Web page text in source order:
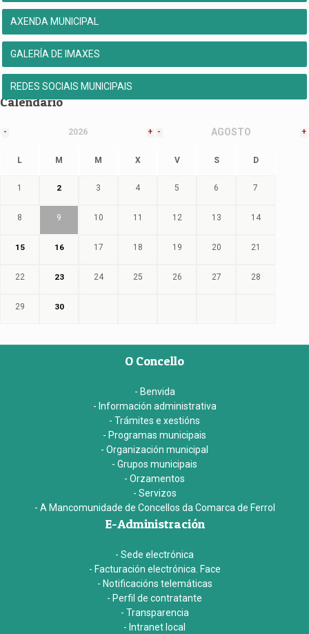
AXENDA MUNICIPAL
GALERÍA DE IMAXES
REDES SOCIAIS MUNICIPAIS
Calendario
- 2026 + - AGOSTO +
L M M X V S D
1 2 3 4 5 6 7
8 9 10 11 12 13 14
15 16 17 18 19 20 21
22 23 24 25 26 27 28
29 30
O Concello
- Benvida
- Información administrativa
- Trámites e xestións
- Programas municipais
- Organización municipal
- Grupos municipais
- Orzamentos
- Servizos
- A Mancomunidade de Concellos da Comarca de Ferrol
E-Administración
- Sede electrónica
- Facturación electrónica. Face
- Notificacións telemáticas
- Perfil de contratante
- Transparencia
- Intranet local